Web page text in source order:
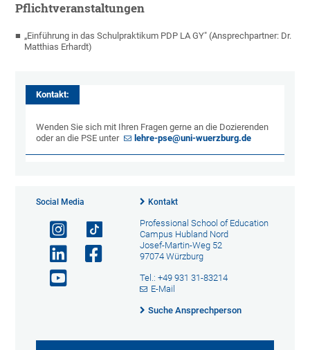
Pflichtveranstaltungen
„Einführung in das Schulpraktikum PDP LA GY" (Ansprechpartner: Dr.
Matthias Erhardt)
Kontakt:
Wenden Sie sich mit Ihren Fragen gerne an die Dozierenden
oder an die PSE unter
lehre-pse@uni-wuerzburg.de
Social Media Kontakt
Professional School of Education
Campus Hubland Nord
Josef-Martin-Weg 52
97074 Würzburg
Tel.: +49 931 31-83214
E-Mail
Suche Ansprechperson